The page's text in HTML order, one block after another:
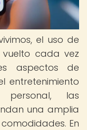
el uso de
vuelto cada vez
aspectos de
entretenimiento
las
una amplia
En